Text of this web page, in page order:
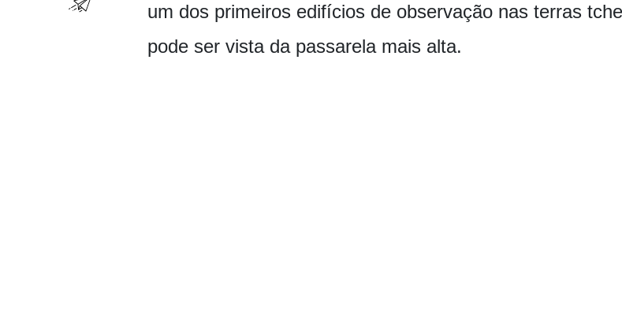
um dos primeiros edifícios de observação nas terras
pode ser vista da passarela mais alta.